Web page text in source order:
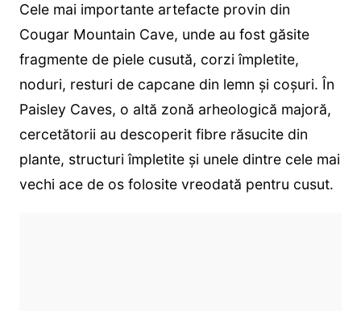
Cele mai importante artefacte provin din
Cougar Mountain Cave, unde au fost găsite
fragmente de piele cusută, corzi împletite,
noduri, resturi de capcane din lemn și coșuri. În
Paisley Caves, o altă zonă arheologică majoră,
cercetătorii au descoperit fibre răsucite din
plante, structuri împletite și unele dintre cele mai
vechi ace de os folosite vreodată pentru cusut.